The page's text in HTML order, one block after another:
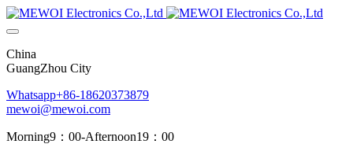
China
GuangZhou City
Whatsapp+86-18620373879
mewoi@mewoi.com
Morning9：00-Afternoon19：00